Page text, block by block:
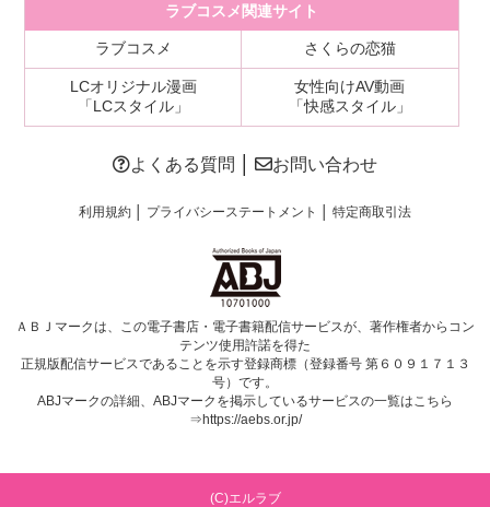
ラブコスメ関連サイト
ラブコスメ さくらの恋猫
LCオリジナル漫画
「LCスタイル」
女性向けAV動画
「快感スタイル」
よくある質問 お問い合わせ
利用規約│ プライバシーステートメント 特定商取引法
ＡＢＪマークは、この電子書店・電子書籍配信サービスが、著作権者からコン
テンツ使用許諾を得た
正規版配信サービスであることを示す登録商標（登録番号 第６０９１７１３
号）です。
ABJマークの詳細、ABJマークを掲示しているサービスの一覧はこちら
⇒https://aebs.or.jp/
(C)エルラブ